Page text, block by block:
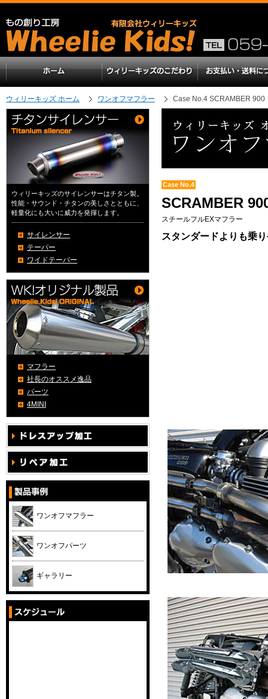
ウィリーキッズ ホーム ワンオフマフラー Case No.4 SCRAMBER
Case No.4
SCRAMBER
スチールフルEXマフラー
スタンダードよりも乗
ウィリーキッズのサイレンサーはチタン製。
性能・サウンド・チタンの美しさとともに、
軽量化にも大いに威力を発揮します。
サイレンサー
テーパー
ワイドテーパー
マフラー
社長のオススメ逸品
パーツ
4MINI
ワンオフマフラー
ワンオフパーツ
ギャラリー